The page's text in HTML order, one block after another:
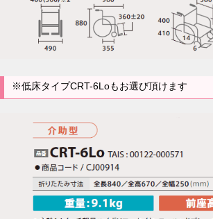
※低床タイプCRT-6Loもお選び頂けます